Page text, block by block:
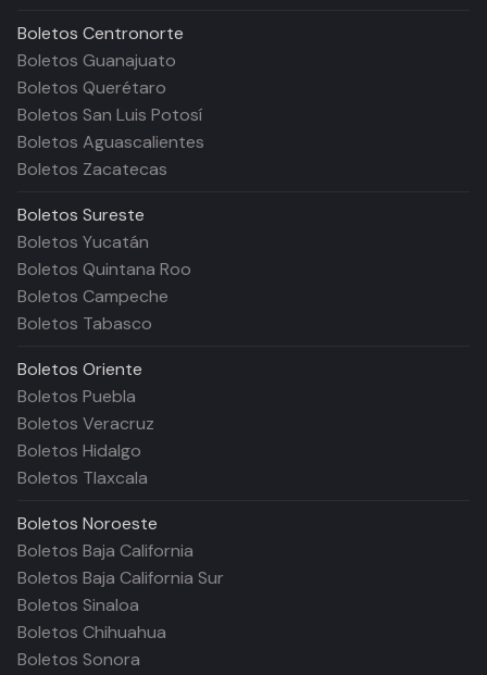
Boletos Centronorte
Boletos Guanajuato
Boletos Querétaro
Boletos San Luis Potosí
Boletos Aguascalientes
Boletos Zacatecas
Boletos Sureste
Boletos Yucatán
Boletos Quintana Roo
Boletos Campeche
Boletos Tabasco
Boletos Oriente
Boletos Puebla
Boletos Veracruz
Boletos Hidalgo
Boletos Tlaxcala
Boletos Noroeste
Boletos Baja California
Boletos Baja California Sur
Boletos Sinaloa
Boletos Chihuahua
Boletos Sonora